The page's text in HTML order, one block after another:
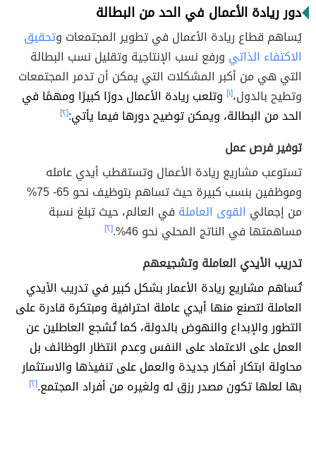
دور ريادة الأعمال في الحد من البطالة
يُساهم قطاع ريادة الأعمال في تطوير المجتمعات وتحقيق
الاكتفاء الذاتي ورفع نسب الإنتاجية وتقليل نسب البطالة
التي هي من أكبر المشكلات التي يمكن أن تدمر المجتمعات
وتطيح بالدول،[١] وتلعب ريادة الأعمال دورًا كبيرًا ومهمًا في
الحد من البطالة، ويمكن توضيح دورها فيما يأتي:[٢]
توفير فرص عمل
تستوعب مشاريع ريادة الأعمال وتستقطب أيدي عامله
وموظفين بنسب كبيرة حيث تساهم بتوظيف نحو 65- 75%
من إجمالي القوى العاملة في العالم، حيث تبلغ نسبة
مساهمتها في الناتج المحلي نحو 46%.
[٢]
تدريب الأيدي العاملة وتشجيعهم
تُساهم مشاريع ريادة الأعمار بشكل كبير في تدريب الأيدي
العاملة لتصنع منها أيدي عاملة احترافية ومبتكرة قادرة على
التطور والإبداع والنهوض بالدولة، كما تُشجع العاطلين عن
العمل على الاعتماد على النفس وعدم انتظار الوظائف بل
محاولة ابتكار أفكار جديدة والعمل على تنفيذها والاستثمار
بها لعلها تكون مصدر رزق له ولغيره من أفراد المجتمع.[٢]